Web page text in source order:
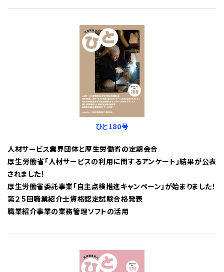
ひと180号
人材サービス業界団体と厚生労働省の定期会合
厚生労働省「人材サービスの利用に関するアンケート」結果が公表
されました！
厚生労働省委託事業「自主点検推進キャンペーン」が始まりました！
第２５回職業紹介士資格認定試験合格発表
職業紹介事業の業務管理ソフトの活用